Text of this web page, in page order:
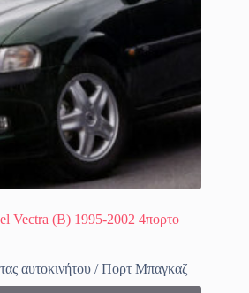
Vectra (B) 1995-2002 4πορτο
αυτοκινήτου / Πορτ Μπαγκαζ